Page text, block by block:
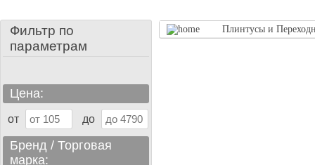
Фильтр по
параметрам
Цена:
от до
Бренд / Торговая
марка:
Плинтусы и